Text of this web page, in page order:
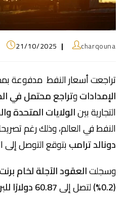
charqouna
21/10/2025
تراجعت أسعار النفط مدفوعة
الإمداداتوتراجع محتمل في
التجارية بينالولايات المتحدة
النفط في العالم، وذلك رغم
دونالد ترامببتوقع التوصل إلى
وسجلتالعقود الآجلة لخام برنت
(0.2%)
لتصل إلى60.87 دولارًا للبرميل